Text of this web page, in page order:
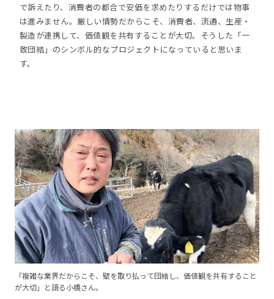
で訴えたり、消費者の都合で安価を求めたりするだけでは物事
は進みません。厳しい情勢だからこそ、消費者、流通、生産・
製造が連携して、価値観を共有することが大切。そうした「一
致団結」のシンボル的なプロジェクトになっていると思いま
す。
「複雑な業界だからこそ、壁を取り払って団結し、価値観を共有すること
が大切」と語る小橋さん。